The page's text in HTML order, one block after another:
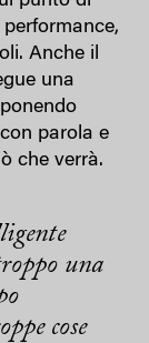
Anche il
una
parola e
che verrà.
una
cose